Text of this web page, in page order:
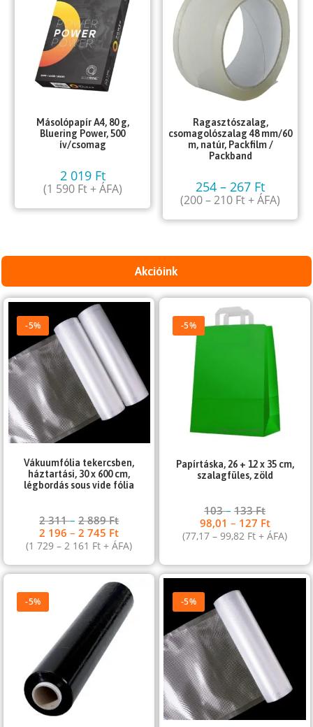
Másolópapír A4, 80 g,
Bluering Power, 500
ív/csomag
2 019 Ft
(1 590 Ft+ ÁFA)
Ragasztószalag,
csomagolószalag 48 mm/60
m, natúr, Packfilm /
Packband
254– 267 Ft
(200–210 Ft+ ÁFA)
Akcióink
-5%
Vákuumfólia tekercsben,
háztartási, 30 x 600 cm,
légbordás sous vide fólia
2 311–2 889Ft
2 196–2 745 Ft
(1 729– 2 161 Ft + ÁFA)
-5%
Papírtáska, 26 + 12 x 35 cm,
szalagfüles, zöld
103–133Ft
98,01 – 127 Ft
(77,17–99,82 Ft + ÁFA)
-5% -5%